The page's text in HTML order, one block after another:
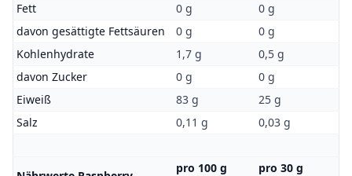
Fett
0 g
0 g
davon gesättigte Fettsäuren
0 g
0 g
Kohlenhydrate
1,7 g
0,5 g
davon Zucker
0 g
0 g
Eiweiß
83 g
25 g
Salz
0,11 g 0,03 g
pro 100 g
pro 30 g